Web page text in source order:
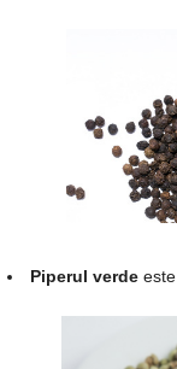
Piperul verde